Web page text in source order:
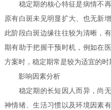
稳定期的核心特征是病情不再
原有白斑未见明显扩大、也无新
此阶段白斑边缘往往较为清晰，
期有助于把握干预时机，例如在
方案时，稳定期常是较为适宜的时
影响因素分析
稳定期的长短因人而异，尚无
神情绪、生活习惯以及环境因素